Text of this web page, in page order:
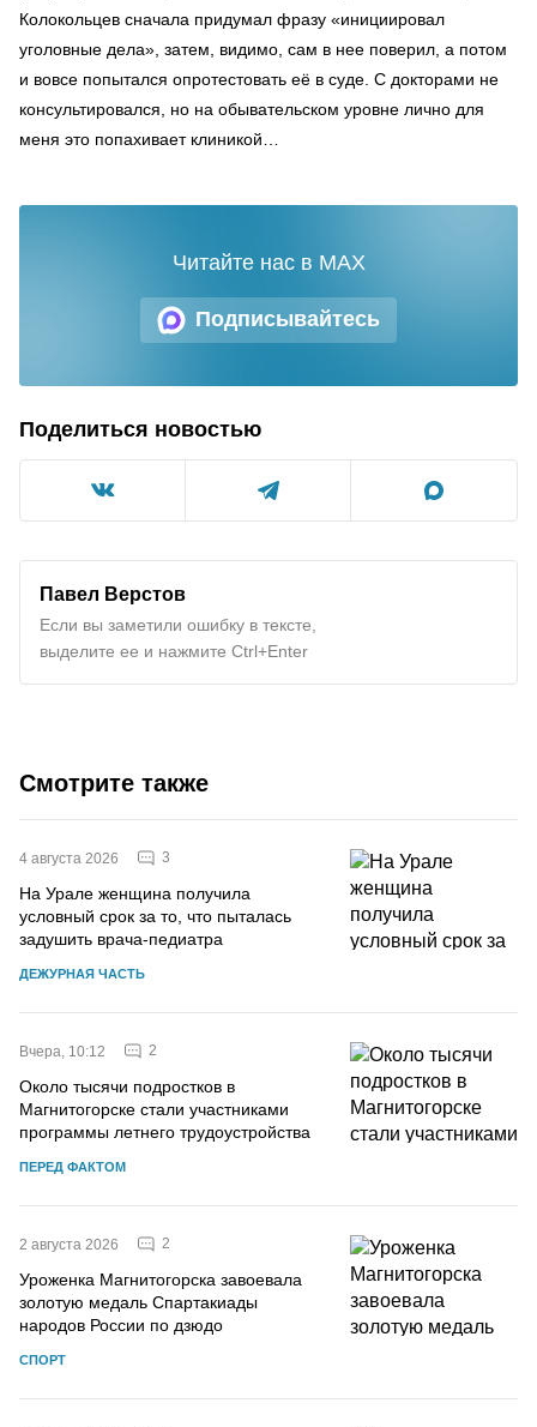
Колокольцев сначала придумал фразу «инициировал
уголовные дела», затем, видимо, сам в нее поверил, а потом
и вовсе попытался опротестовать её в суде. С докторами не
консультировался, но на обывательском уровне лично для
меня это попахивает клиникой…
Подписывайтесь
Читайте нас в MAX
Поделиться новостью
Павел Верстов
Если вы заметили ошибку в тексте,
выделите ее и нажмите Ctrl+Enter
Смотрите также
4 августа 2026 3
На Урале женщина получила
условный срок за то, что пыталась
задушить врача-педиатра
ДЕЖУРНАЯ ЧАСТЬ
Вчера, 10:12 2
Около тысячи подростков в
Магнитогорске стали участниками
программы летнего трудоустройства
ПЕРЕД ФАКТОМ
2 августа 2026 2
Уроженка Магнитогорска завоевала
золотую медаль Спартакиады
народов России по дзюдо
СПОРТ